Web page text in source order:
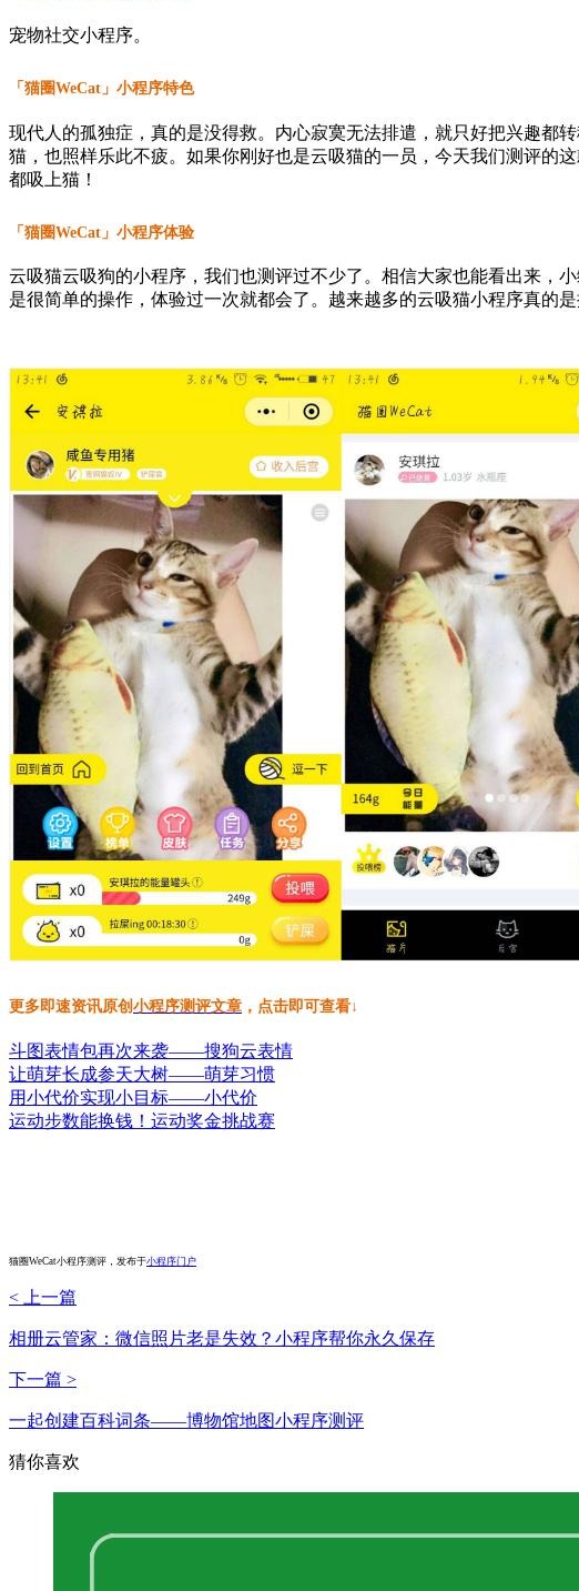
宠物社交小程序。
「猫圈WeCat」小程序特色
现代人的孤独症，真的是没得救。内心寂寞无法排遣，就只好把兴趣都
猫，也照样乐此不疲。如果你刚好也是云吸猫的一员，今天我们测评的
都吸上猫！
「猫圈WeCat」小程序体验
云吸猫云吸狗的小程序，我们也测评过不少了。相信大家也能看出来，
是很简单的操作，体验过一次就都会了。越来越多的云吸猫小程序真的
更多即速资讯原创小程序测评文章 ，点击即可查看↓
斗图表情包再次来袭——搜狗云表情
让萌芽长成参天大树——萌芽习惯
用小代价实现小目标——小代价
运动步数能换钱！运动奖金挑战赛
猫圈WeCat小程序测评，发布于小程序门户
< 上一篇
相册云管家：微信照片老是失效？小程序帮你永久保存
下一篇 >
一起创建百科词条——博物馆地图小程序测评
猜你喜欢